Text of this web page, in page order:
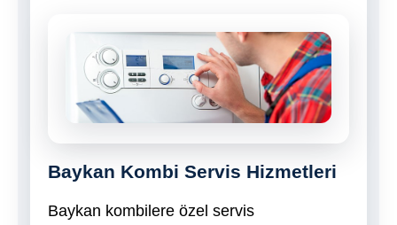
Baykan Kombi Servis Hizmetleri
Baykan kombilere özel servis